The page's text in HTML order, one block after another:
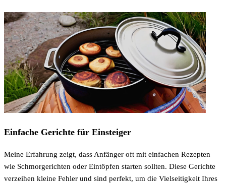
Einfache Gerichte für Einsteiger
Meine Erfahrung zeigt, dass Anfänger oft mit einfachen Rezepten
wie Schmorgerichten oder Eintöpfen starten sollten. Diese Gerichte
verzeihen kleine Fehler und sind perfekt, um die Vielseitigkeit Ihres